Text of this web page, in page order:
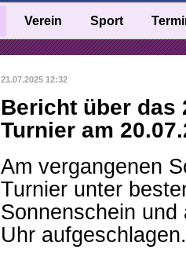
Verein
Vereinsinfo
Vereinschronik
Anfahrt
Beschlüsse
Mitgliedschaft
Sport
Trainer
Talentinos
Mannschaften
Tennistreff
21.07.2025 12:32
Bericht über das
Turnier am
Am vergangenen
Turnier unter
Sonnenschein und
Uhr aufgeschlagen.